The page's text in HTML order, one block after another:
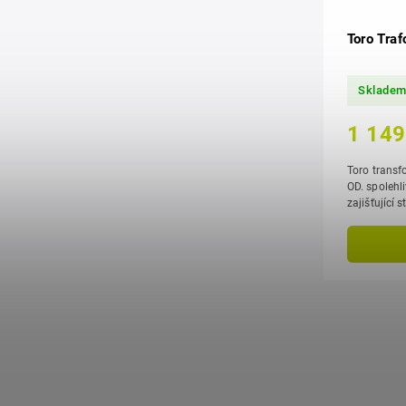
Toro
Skladem
1
Toro
OD. spolehlivý zdroj nízkonapěťového proudu,
zajišťující